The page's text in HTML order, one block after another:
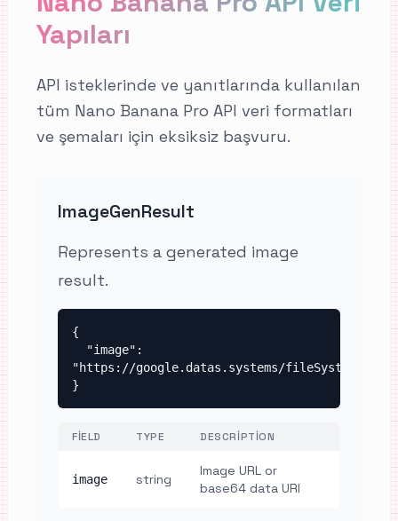
Yapıları
API isteklerinde ve yanıtlarında kullanılan
tüm Nano Banana Pro API veri formatları
ve şemaları için eksiksiz başvuru.
ImageGenResult
Represents a generated image
result.
{
"https://google.datas.systems/fileSystem/
}
FIELD TYPE DESCRIPTION
image string
Image URL or
base64 data URI